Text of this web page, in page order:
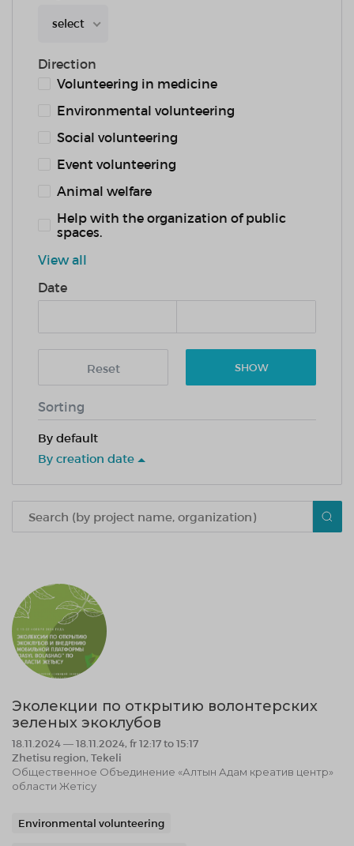
select
Direction
Volunteering in medicine
Environmental volunteering
Social volunteering
Event volunteering
Animal welfare
Help with the organization of public
spaces.
View all
Date
Reset SHOW
Sorting
By default
By creation date
Эколекции по открытию волонтерских
зеленых экоклубов
18.11.2024 — 18.11.2024, fr 12:17 to 15:17
Zhetisu region, Tekeli
Общественное Объединение «Алтын Адам креатив центр»
области Жетісу
Environmental volunteering